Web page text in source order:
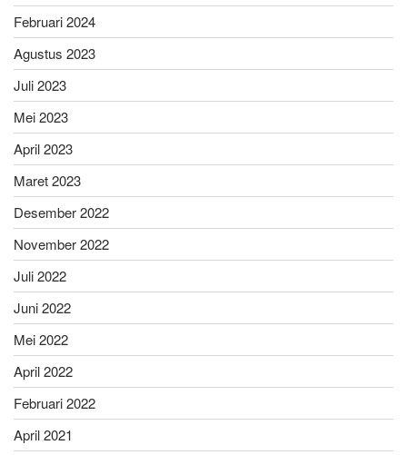
Februari 2024
Agustus 2023
Juli 2023
Mei 2023
April 2023
Maret 2023
Desember 2022
November 2022
Juli 2022
Juni 2022
Mei 2022
April 2022
Februari 2022
April 2021